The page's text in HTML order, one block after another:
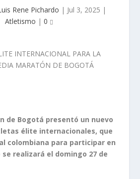
Rene Pichardo | Jul 3, 2025 |
Atletismo | 0
de Bogotá presentó un nuevo
élite internacionales, que
colombiana para participar en
se realizará el domingo 27 de